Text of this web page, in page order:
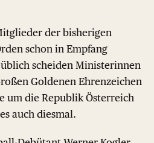
der bisherigen
schon in Empfang
scheiden Ministerinnen
Goldenen Ehrenzeichen
um die Republik Österreich
auch diesmal.